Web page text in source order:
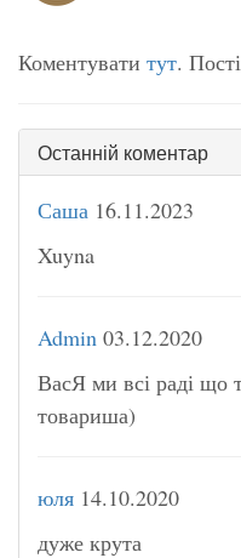
Коментувати тут.
Останній коментар
Саша 16.11.2023
Xuyna
Admin 03.12.2020
ВасЯ ми всі раді що
товариша)
юля 14.10.2020
дуже крута